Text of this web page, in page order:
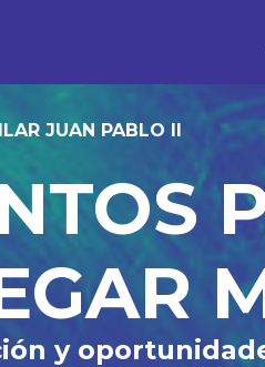
JUAN PABLO II
y